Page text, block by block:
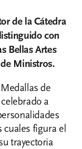
de la Cátedra
con
Bellas Artes
Ministros.
de
a
figura el
trayectoria